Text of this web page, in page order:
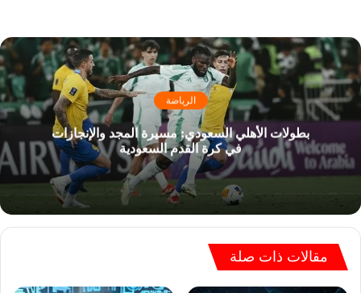
الرياضة
بطولات الأهلي السعودي: مسيرة المجد والإنجازات
في كرة القدم السعودية
مقالات ذات صلة